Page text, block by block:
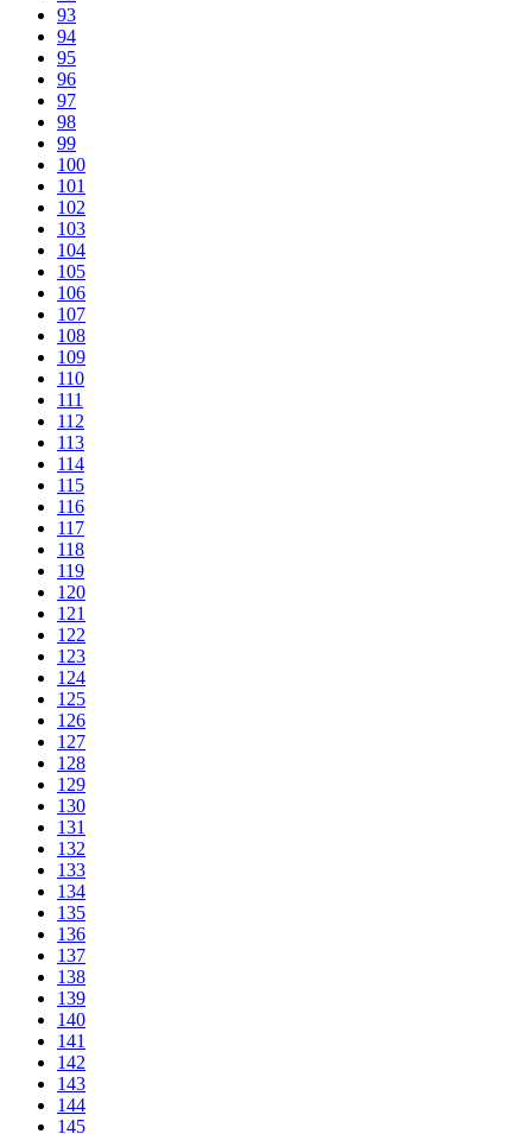
93
94
95
96
97
98
99
100
101
102
103
104
105
106
107
108
109
110
111
112
113
114
115
116
117
118
119
120
121
122
123
124
125
126
127
128
129
130
131
132
133
134
135
136
137
138
139
140
141
142
143
144
145